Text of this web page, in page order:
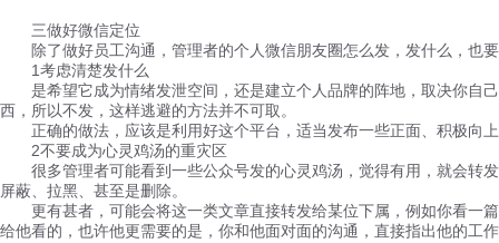
三做好微信定位
除了做好员工沟通，管理者的个人微信朋友圈怎么发，发什么，也
1考虑清楚发什么
是希望它成为情绪发泄空间，还是建立个人品牌的阵地，取决你自
西，所以不发，这样逃避的方法并不可取。
正确的做法，应该是利用好这个平台，适当发布一些正面、积极向
2不要成为心灵鸡汤的重灾区
很多管理者可能看到一些公众号发的心灵鸡汤，觉得有用，就会转
屏蔽、拉黑、甚至是删除。
更有甚者，可能会将这一类文章直接转发给某位下属，例如你看一篇
给他看的，也许他更需要的是，你和他面对面的沟通，直接指出他的工